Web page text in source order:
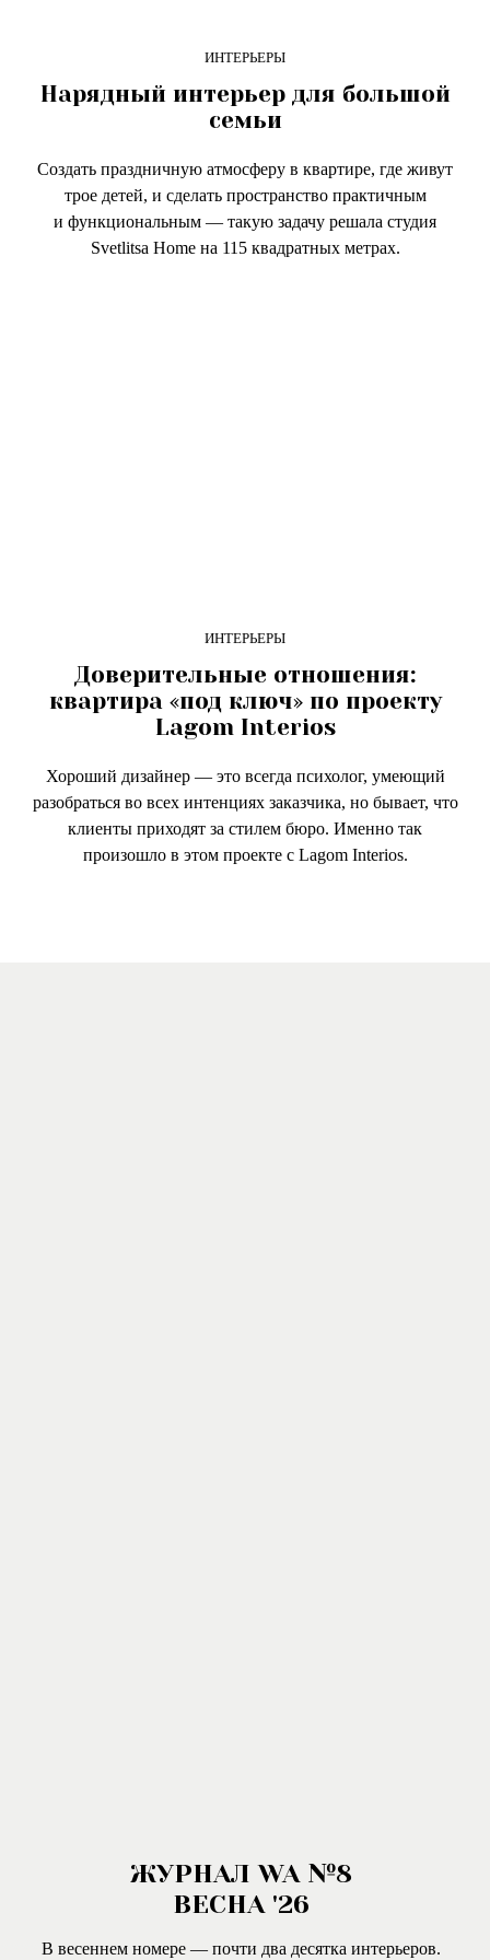
ИНТЕРЬЕРЫ
Нарядный интерьер для большой
семьи
Создать праздничную атмосферу в квартире, где живут
трое детей, и сделать пространство практичным
и функциональным — такую задачу решала студия
Svetlitsa Home на 115 квадратных метрах.
ИНТЕРЬЕРЫ
Доверительные отношения:
квартира «под ключ» по проекту
Lagom Interios
Хороший дизайнер — это всегда психолог, умеющий
разобраться во всех интенциях заказчика, но бывает, что
клиенты приходят за стилем бюро. Именно так
произошло в этом проекте с Lagom Interios.
ЖУРНАЛ WA №8
ВЕСНА '26
В весеннем номере — почти два десятка интерьеров.